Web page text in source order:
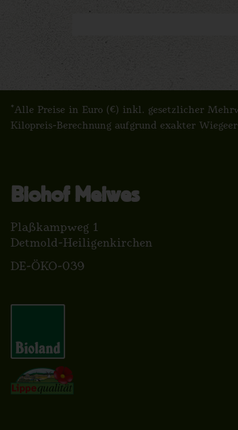
*Alle Preise in Euro (€) inkl. gesetzlicher
Kilopreis-Berechnung aufgrund exakter
Biohof Meiwes
Plaßkampweg 1
Detmold-Heiligenkirchen
DE-ÖKO-039